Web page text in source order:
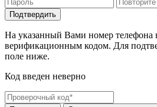
На указанный Вами номер телефона
верификационным кодом. Для
поле ниже.
Код введен неверно